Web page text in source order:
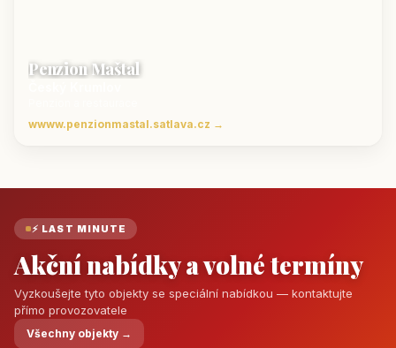
Penzion Maštal
wwww.penzionmastal.satlava.cz →
⚡ LAST MINUTE
Akční nabídky a volné termíny
Vyzkoušejte tyto objekty se speciální nabídkou — kontaktujte
přímo provozovatele
Všechny objekty →